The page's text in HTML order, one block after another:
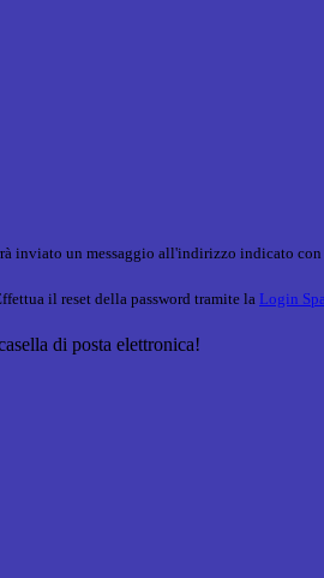
inviato un messaggio all'indirizzo indicato
il reset della password tramite la Login
di posta elettronica!